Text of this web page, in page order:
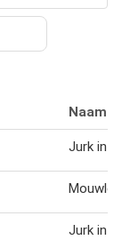
Naam
Jurk in
Jurk in